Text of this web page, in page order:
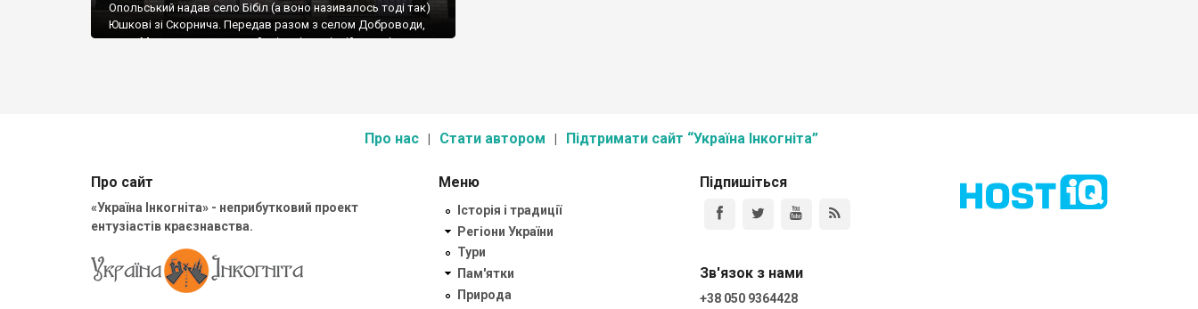
Опольський надав село Бібіл (а воно називалось тоді так)
Юшкові зі Скорнича. Передав разом з селом Доброводи,
яке в Монастириському районі, у відповідній статті про
Про нас Стати автором Підтримати сайт “Україна Інкогніта”
Про сайт
«Україна Інкогніта» - неприбутковий проект
ентузіастів краєзнавства.
Меню
Історія і традиції
Регіони України
Тури
Пам'ятки
Природа
Підпишіться
Зв'язок з нами
+38 050 9364428